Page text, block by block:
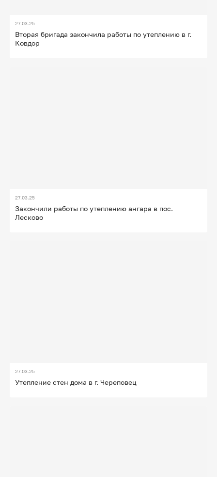
27.03.25
Вторая бригада закончила работы по утеплению в г.
Ковдор
27.03.25
Закончили работы по утеплению ангара в пос.
Лесково
27.03.25
Утепление стен дома в г. Череповец